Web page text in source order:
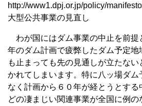
http://www1.dpj.or.jp/policy/
大型公共事業の見直し
わが国にはダム事業の中止を前提
年のダム計画で疲弊したダム予定地
も止まっても先の見通しが立たな
かれてしまいます。特に八ッ場ダム
なく計画から６０年が経とうとす
どの凄まじい関連事業が全国に例の